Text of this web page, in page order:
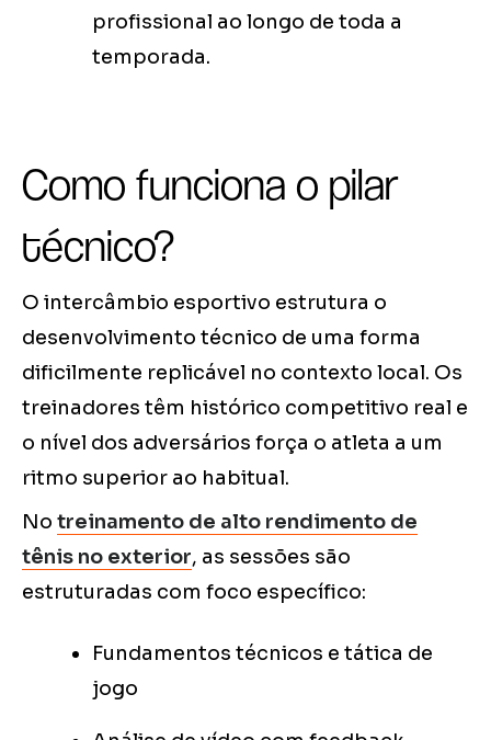
profissional ao longo de toda a
temporada.
Como funciona o pilar
técnico?
O intercâmbio esportivo estrutura o
desenvolvimento técnico de uma forma
dificilmente replicável no contexto local. Os
treinadores têm histórico competitivo real e
o nível dos adversários força o atleta a um
ritmo superior ao habitual.
No treinamento de alto rendimento de
tênis no exterior, as sessões são
estruturadas com foco específico:
Fundamentos técnicos e tática de
jogo